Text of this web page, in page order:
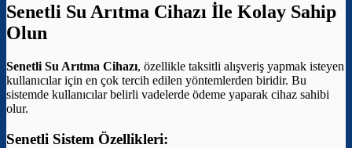
Senetli Su Arıtma Cihazı İle Kolay Sahip
Olun
Senetli Su Arıtma Cihazı, özellikle taksitli alışveriş yapmak isteyen
kullanıcılar için en çok tercih edilen yöntemlerden biridir. Bu
sistemde kullanıcılar belirli vadelerde ödeme yaparak cihaz sahibi
olur.
Senetli Sistem Özellikleri: